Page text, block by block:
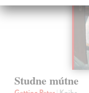
Studne mútne